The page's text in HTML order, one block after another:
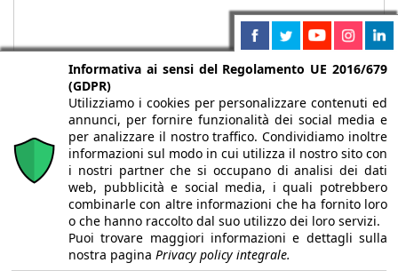
Chi siamo Autori Per la tua pubblicità
Iscriviti alla
newsletter
Informativa ai sensi del Regolamento UE 2016/679
(GDPR)
Utilizziamo i cookies per personalizzare contenuti ed
annunci, per fornire funzionalità dei social media e
per analizzare il nostro traffico. Condividiamo inoltre
informazioni sul modo in cui utilizza il nostro sito con
i nostri partner che si occupano di analisi dei dati
web, pubblicità e social media, i quali potrebbero
combinarle con altre informazioni che ha fornito loro
o che hanno raccolto dal suo utilizzo dei loro servizi.
Puoi trovare maggiori informazioni e dettagli sulla
nostra pagina Privacy policy integrale.